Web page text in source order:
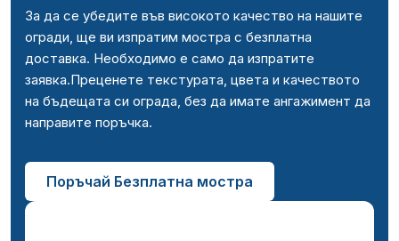
За да се убедите във високото качество на нашите
огради, ще ви изпратим мостра с безплатна
доставка. Необходимо е само да изпратите
заявка.Преценете текстурата, цвета и качеството
на бъдещата си ограда, без да имате ангажимент да
направите поръчка.
Поръчай Безплатна мостра